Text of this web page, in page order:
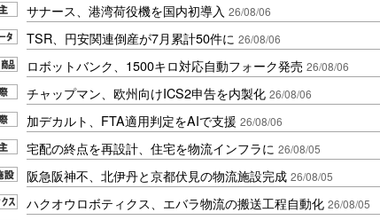
サナース、港湾荷役機を国内初導入 26/08/06
TSR、円安関連倒産が7月累計50件に 26/08/06
ロボットバンク、1500キロ対応自動フォーク発売 26/08/06
チャップマン、欧州向けICS2申告を内製化 26/08/06
加デカルト、FTA適用判定をAIで支援 26/08/06
宅配の終点を再設計、住宅を物流インフラに 26/08/05
阪急阪神不、北伊丹と京都伏見の物流施設完成 26/08/05
ハクオウロボティクス、エバラ物流の搬送工程自動化 26/08/05